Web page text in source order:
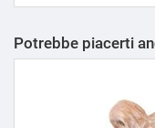
Potrebbe piacerti